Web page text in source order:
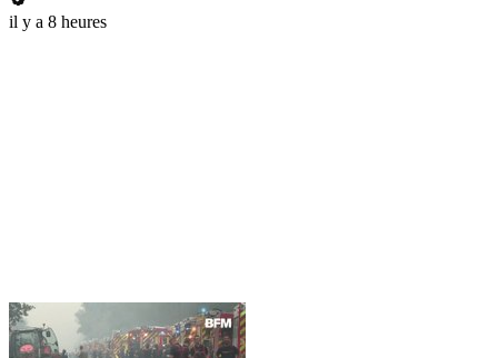
il y a 8 heures